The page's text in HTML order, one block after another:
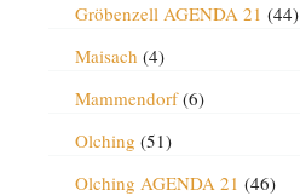
Gröbenzell AGENDA 21 (44)
Maisach (4)
Mammendorf(6)
Olching (51)
Olching AGENDA 21 (46)